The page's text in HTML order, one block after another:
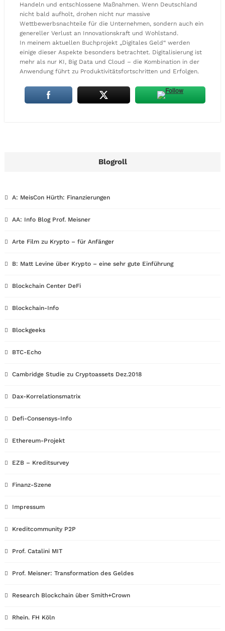
Handeln und entschlossene Maßnahmen. Wenn Deutschland
nicht bald aufholt, drohen nicht nur massive
Wettbewerbsnachteile für die Unternehmen, sondern auch ein
genereller Verlust an Innovationskraft und Wohlstand.
In meinem aktuellen Buchprojekt „Digitales Geld“ werden
einige dieser Aspekte besonders betrachtet. Digitalisierung ist
mehr als nur KI, Big Data und Cloud – die Kombination in der
Anwendung führt zu Produktivitätsfortschritten und Erfolgen.
Blogroll
A: MeisCon Hürth: Finanzierungen
AA: Info Blog Prof. Meisner
Arte Film zu Krypto – für Anfänger
B: Matt Levine über Krypto – eine sehr gute Einführung
Blockchain Center DeFi
Blockchain-Info
Blockgeeks
BTC-Echo
Cambridge Studie zu Cryptoassets Dez.2018
Dax-Korrelationsmatrix
Defi-Consensys-Info
Ethereum-Projekt
EZB – Kreditsurvey
Finanz-Szene
Impressum
Kreditcommunity P2P
Prof. Catalini MIT
Prof. Meisner: Transformation des Geldes
Research Blockchain über Smith+Crown
Rhein. FH Köln